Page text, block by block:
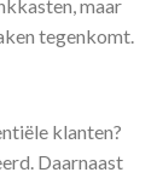
maar
tegenkomt.
klanten?
Daarnaast